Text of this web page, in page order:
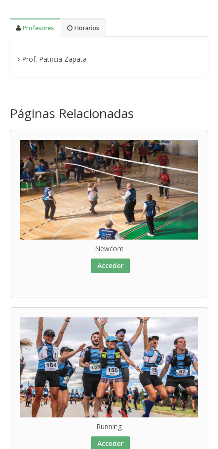
Profesores Horarios
Prof. Patricia Zapata
Páginas Relacionadas
Newcom
Acceder
Running
Acceder